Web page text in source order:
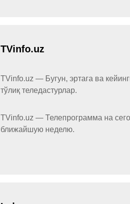
TVinfo.uz
TVinfo.uz — Бугун, эртага ва
тўлиқ теледастурлар.
TVinfo.uz — Телепрограмма на
ближайшую неделю.